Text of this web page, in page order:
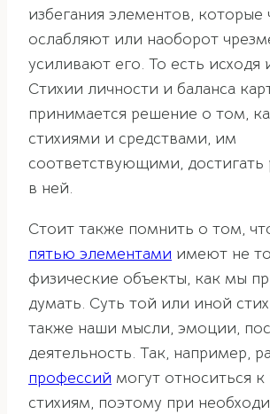
избегания элементов, которые
ослабляют или наоборот
усиливают его. То есть исходя
Стихии личности и баланса
принимается решение о том,
стихиями и средствами, им
соответствующими, достигать
в ней.
Стоит также помнить о том,
пятью элементами имеют не
физические объекты, как мы
думать. Суть той или иной
также наши мысли, эмоции,
деятельность. Так, например,
профессий могут относиться
стихиям, поэтому при